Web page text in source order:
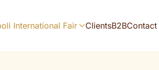
International Fair ClientsB2BContact